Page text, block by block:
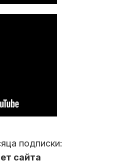
подписки:
сайта